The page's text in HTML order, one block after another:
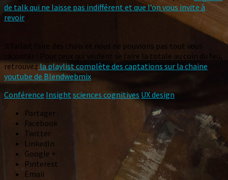
de talk qui ne laisse pas indifférent et que l’on vous invite à
revoir
Il fallait faire des choix et nous ne pouvions pas tout vous
raconter ! Pour ceux qui veulent se faire la totale au coin du feu,
retrouvezla playlist complète des captations sur la chaine
youtube de Blendwebmix
Conférence Insight sciences cognitives UX design
Partager :
Facebook
Twitter
LinkedIn
Google +
Pinterest
Email